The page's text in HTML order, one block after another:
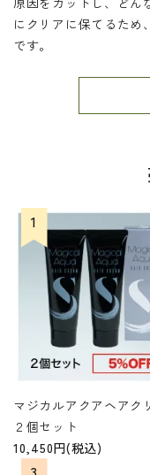
にクリアに保てるため
です。
マジカルアクアヘアク
２個セット
10,450円(税込)